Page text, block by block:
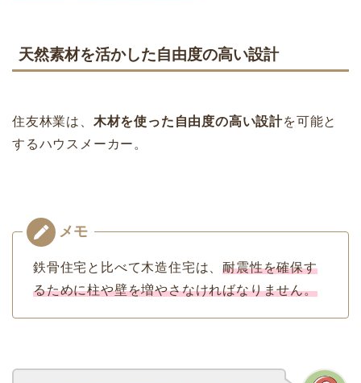
天然素材を活かした自由度の高い設計
住友林業は、 木材を使った自由度の高い設計を可能と
するハウスメーカー。
鉄骨住宅と比べて木造住宅は、耐震性を確保す
るために柱や壁を増やさなければなりません。